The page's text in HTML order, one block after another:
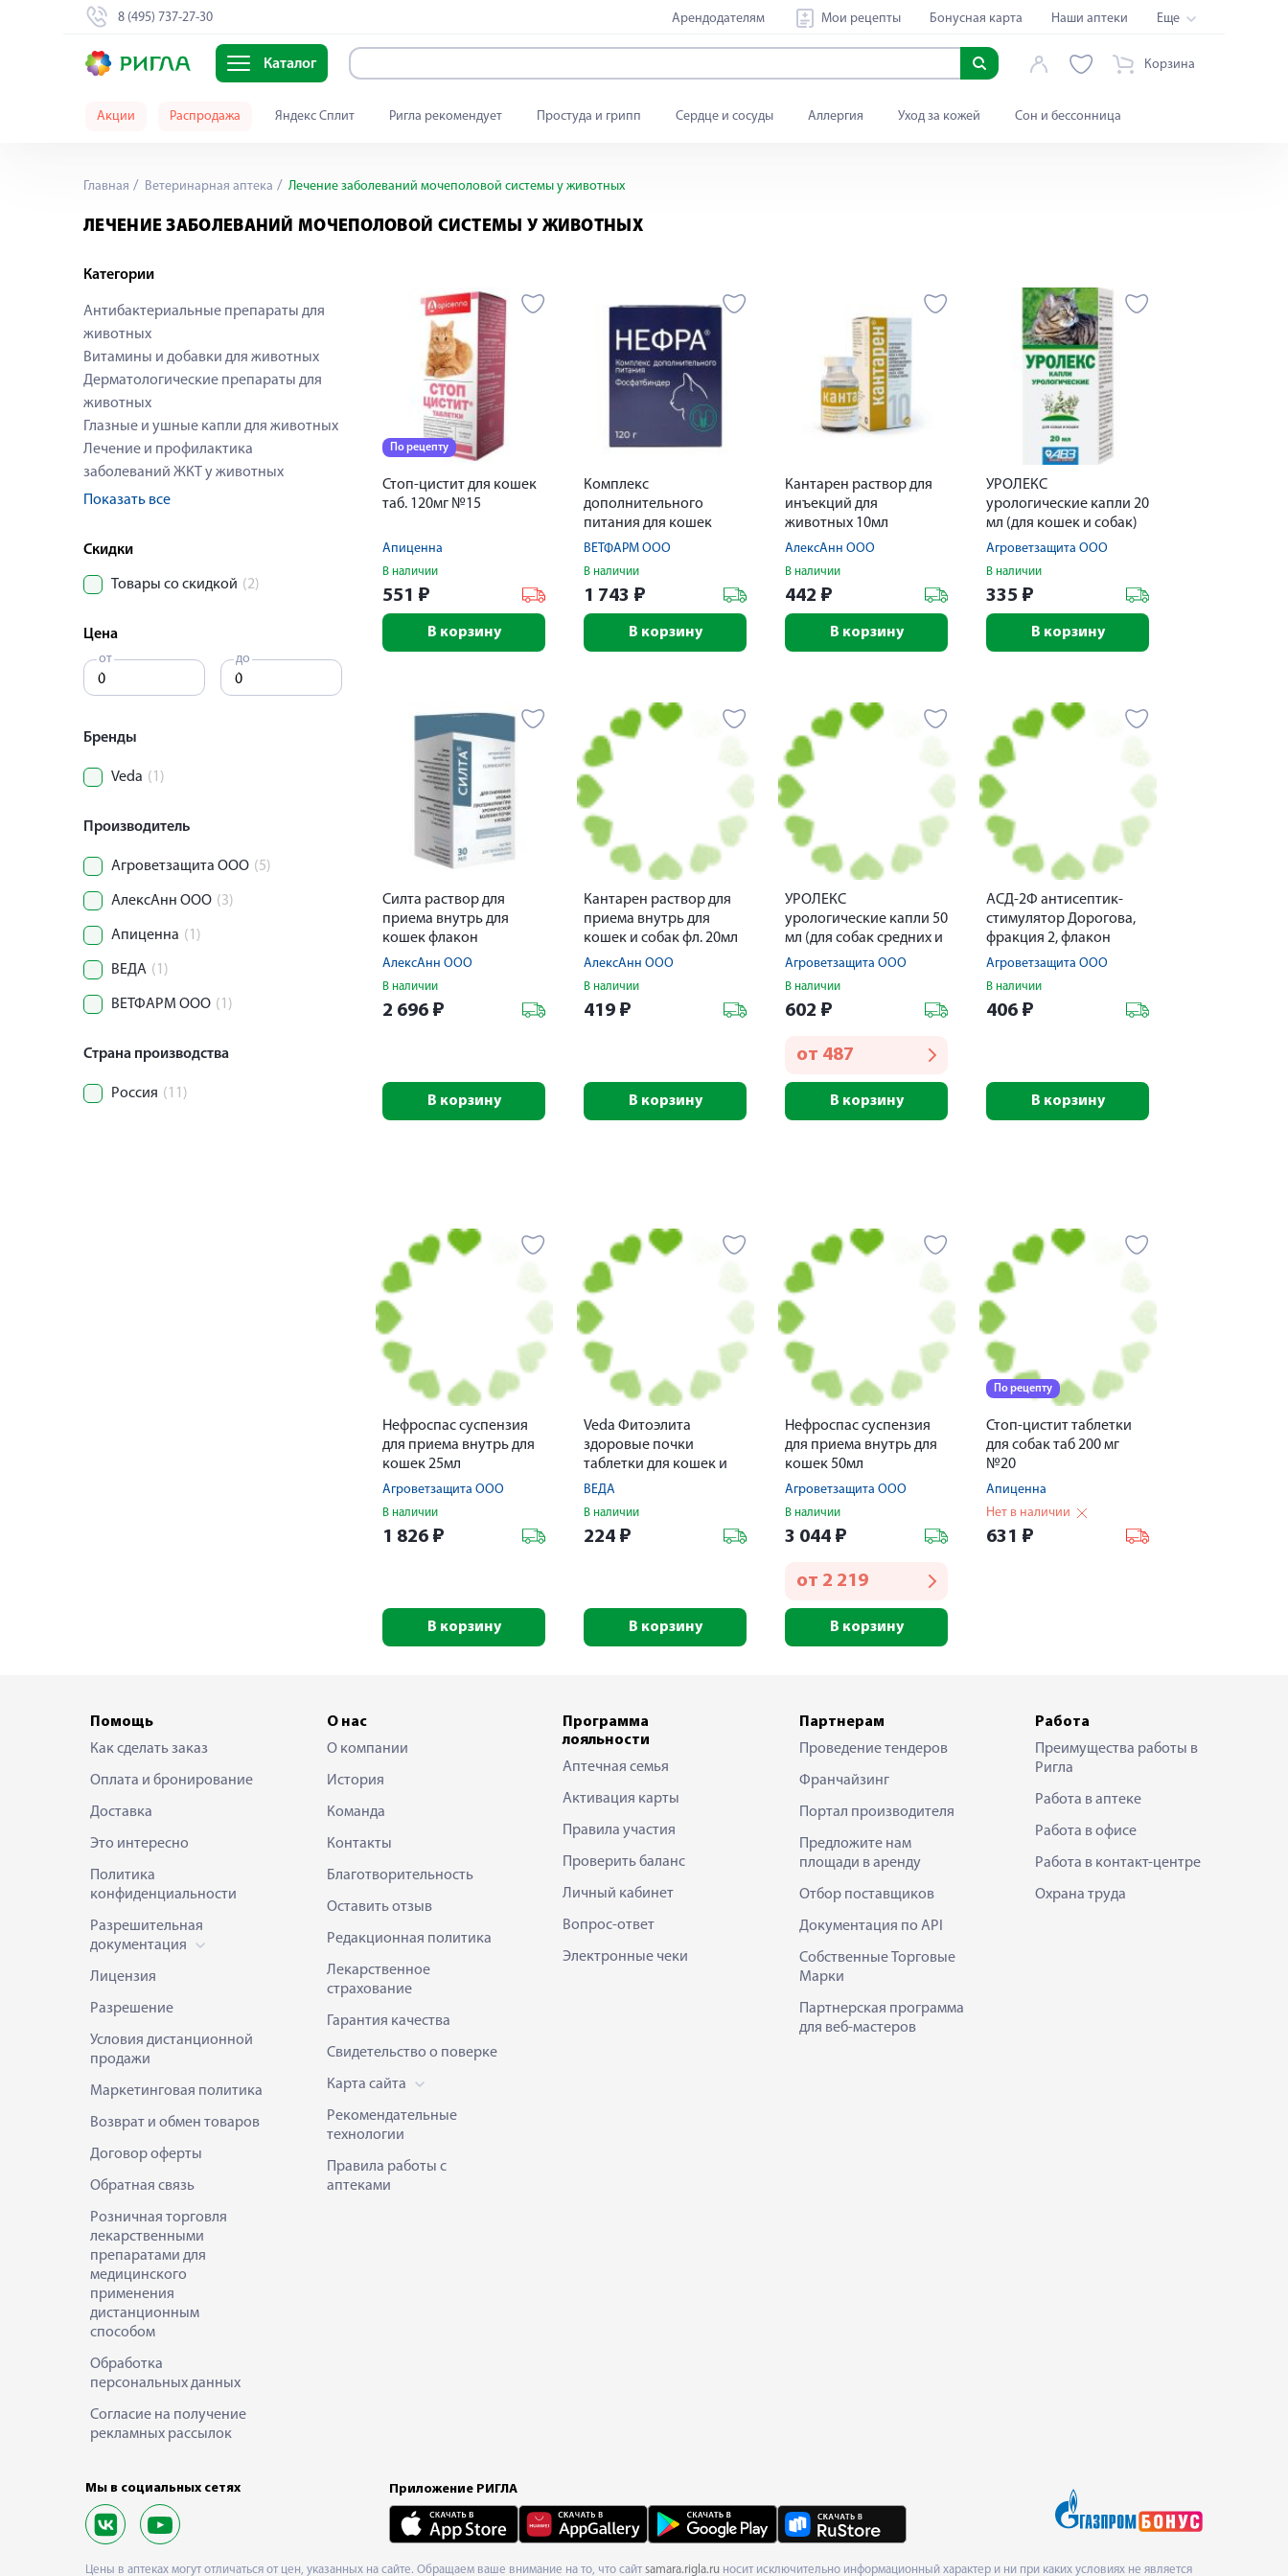
8 (495) 737-27-30 Арендодателям Мои рецепты Бонусная карта Наши аптеки Еще
Каталог Корзина
Акции Распродажа Яндекс Сплит Ригла рекомендует Простуда и грипп Сердце и сосуды Аллергия Уход за кожей Сон и бессонница
Главная Ветеринарная аптека Лечение заболеваний мочеполовой системы у животных
ЛЕЧЕНИЕ ЗАБОЛЕВАНИЙ МОЧЕПОЛОВОЙ СИСТЕМЫ У ЖИВОТНЫХ
Категории
Антибактериальные препараты для
животных
Витамины и добавки для животных
Дерматологические препараты для
животных
Глазные и ушные капли для животных
Лечение и профилактика
заболеваний ЖКТ у животных
Показать все
Скидки
Товары со скидкой (2)
Цена
от до
Бренды
Veda (1)
Производитель
Агроветзащита ООО (5)
АлексАнн ООО (3)
Апиценна (1)
ВЕДА (1)
ВЕТФАРМ ООО (1)
Страна производства
Россия (11)
По рецепту
Стоп-цистит для кошек
таб. 120мг №15
Апиценна
В наличии
551 ₽
В корзину
Комплекс
дополнительного
питания для кошек
Фосфатбиндер Нефра
ВЕТФАРМ ООО
В наличии
1 743 ₽
В корзину
Кантарен раствор для
инъекций для
животных 10мл
АлексАнн ООО
В наличии
442 ₽
В корзину
УРОЛЕКС
урологические капли 20
мл (для кошек и собак)
Агроветзащита ООО
В наличии
335 ₽
В корзину
Силта раствор для
приема внутрь для
кошек флакон
30мл+Шприц-дозатор
АлексАнн ООО
В наличии
2 696 ₽
В корзину
Кантарен раствор для
приема внутрь для
кошек и собак фл. 20мл
АлексАнн ООО
В наличии
419 ₽
В корзину
УРОЛЕКС
урологические капли 50
мл (для собак средних и
крупных пород)
Агроветзащита ООО
В наличии
602 ₽
от 487
В корзину
АСД-2Ф антисептик-
стимулятор Дорогова,
фракция 2, флакон
100мл
Агроветзащита ООО
В наличии
406 ₽
В корзину
Нефроспас суспензия
для приема внутрь для
кошек 25мл
Агроветзащита ООО
В наличии
1 826 ₽
В корзину
Veda Фитоэлита
здоровые почки
таблетки для кошек и
собак 200мг 50шт
ВЕДА
В наличии
224 ₽
В корзину
Нефроспас суспензия
для приема внутрь для
кошек 50мл
Агроветзащита ООО
В наличии
3 044 ₽
от 2 219
В корзину
По рецепту
Стоп-цистит таблетки
для собак таб 200 мг
№20
Апиценна
Нет в наличии
631 ₽
Помощь
Как сделать заказ
Оплата и бронирование
Доставка
Это интересно
Политика
конфиденциальности
Разрешительная
документация
Лицензия
Разрешение
Условия дистанционной
продажи
Маркетинговая политика
Возврат и обмен товаров
Договор оферты
Обратная связь
Розничная торговля
лекарственными
препаратами для
медицинского
применения
дистанционным
способом
Обработка
персональных данных
Согласие на получение
рекламных рассылок
О нас
О компании
История
Команда
Контакты
Благотворительность
Оставить отзыв
Редакционная политика
Лекарственное
страхование
Гарантия качества
Свидетельство о поверке
Карта сайта
Рекомендательные
технологии
Правила работы с
аптеками
Программа
лояльности
Аптечная семья
Активация карты
Правила участия
Проверить баланс
Личный кабинет
Вопрос-ответ
Электронные чеки
Партнерам
Проведение тендеров
Франчайзинг
Портал производителя
Предложите нам
площади в аренду
Отбор поставщиков
Документация по API
Собственные Торговые
Марки
Партнерская программа
для веб-мастеров
Работа
Преимущества работы в
Ригла
Работа в аптеке
Работа в офисе
Работа в контакт-центре
Охрана труда
Мы в социальных сетях Приложение РИГЛА
Цены в аптеках могут отличаться от цен, указанных на сайте. Обращаем ваше внимание на то, что сайт samara.rigla.ru носит исключительно информационный характер и ни при каких условиях не является